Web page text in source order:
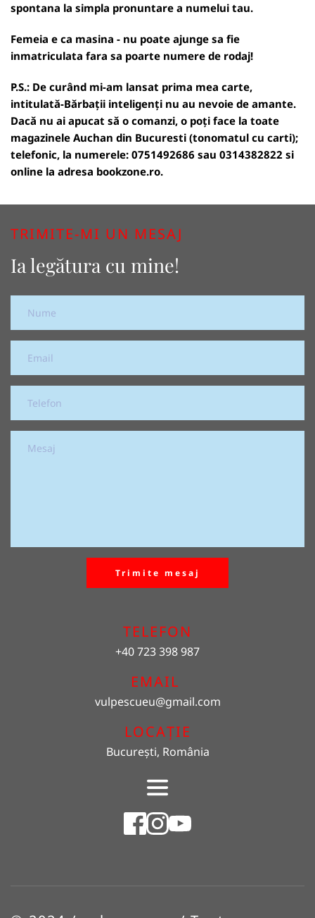
spontana la simpla pronuntare a numelui tau.
Femeia e ca masina - nu poate ajunge sa fie
inmatriculata fara sa poarte numere de rodaj!
P.S.: De curând mi-am lansat prima mea carte,
intitulată-Bărbații inteligenți nu au nevoie de amante.
Dacă nu ai apucat să o comanzi, o poți face la toate
magazinele Auchan din Bucuresti (tonomatul cu carti);
telefonic, la numerele: 0751492686 sau 0314382822 si
online la adresa bookzone.ro.
TRIMITE-MI UN MESAJ
Ia legătura cu mine!
Trimite mesaj
TELEFON
+40 723 398 987
EMAIL
vulpescueu@gmail.com
LOCAȚIE
București, România